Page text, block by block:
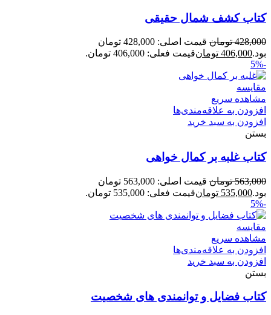
کتاب کشف شمال حقیقی
428,000 تومان
قیمت اصلی: 428,000 تومان
بود.406,000 تومانقیمت فعلی: 406,000 تومان.
-5%
مقایسه
مشاهده سریع
افزودن به علاقه‌مندی‌ها
افزودن به سبد خرید
بستن
کتاب غلبه بر کمال خواهی
563,000 تومان
قیمت اصلی: 563,000 تومان
بود.535,000 تومانقیمت فعلی: 535,000 تومان.
-5%
مقایسه
مشاهده سریع
افزودن به علاقه‌مندی‌ها
افزودن به سبد خرید
بستن
کتاب فضایل و توانمندی های شخصیت